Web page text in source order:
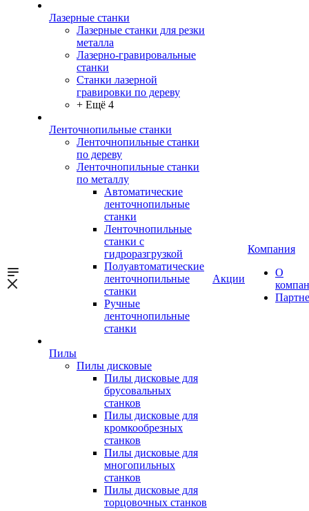
Лазерные станки
Лазерные станки для резки
металла
Лазерно-гравировальные
станки
Станки лазерной
гравировки по дереву
+ Ещё 4
Ленточнопильные станки
Ленточнопильные станки
по дереву
Ленточнопильные станки
по металлу
Автоматические
ленточнопильные
станки
Ленточнопильные
станки с
гидроразгрузкой
Полуавтоматические
ленточнопильные
станки
Ручные
ленточнопильные
станки
Пилы
Пилы дисковые
Пилы дисковые для
брусовальных
станков
Пилы дисковые для
кромкообрезных
станков
Пилы дисковые для
многопильных
станков
Пилы дисковые для
торцовочных станков
Акции
Компания
О